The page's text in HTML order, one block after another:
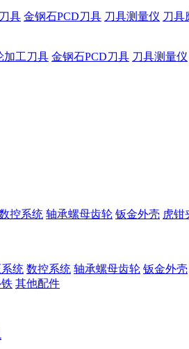
具 金钢石PCD刀具 刀具测量仪 刀具
加工刀具 金钢石PCD刀具 刀具测量仪
控系统 轴承螺母齿轮 钣金外壳 虎钳
统 数控系统 轴承螺母齿轮 钣金外壳
其他配件